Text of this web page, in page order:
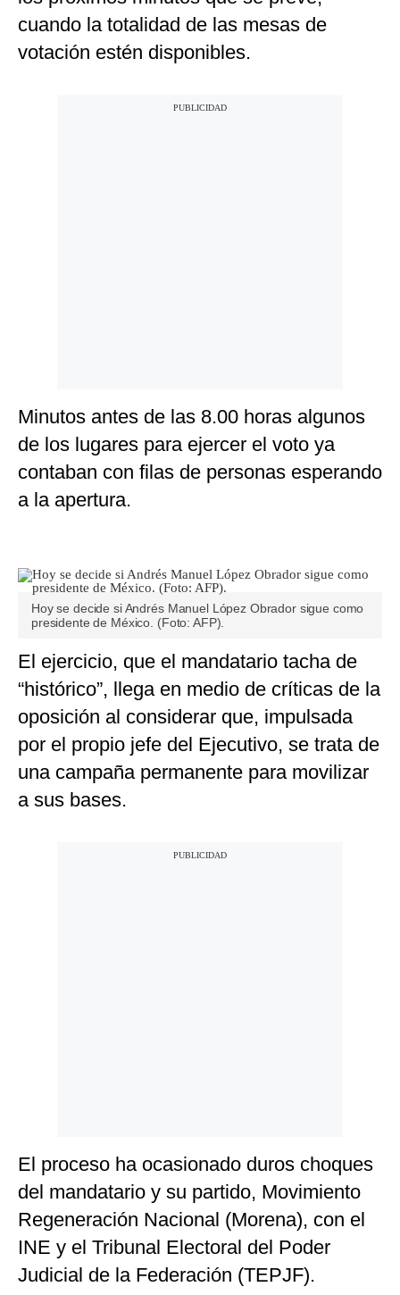
cuando la totalidad de las mesas de
votación estén disponibles.
Minutos antes de las 8.00 horas algunos
de los lugares para ejercer el voto ya
contaban con filas de personas esperando
a la apertura.
Hoy se decide si Andrés Manuel López Obrador sigue como
presidente de México. (Foto: AFP).
El ejercicio, que el mandatario tacha de
“histórico”, llega en medio de críticas de la
oposición al considerar que, impulsada
por el propio jefe del Ejecutivo, se trata de
una campaña permanente para movilizar
a sus bases.
El proceso ha ocasionado duros choques
del mandatario y su partido, Movimiento
Regeneración Nacional (Morena), con el
INE y el Tribunal Electoral del Poder
Judicial de la Federación (TEPJF).